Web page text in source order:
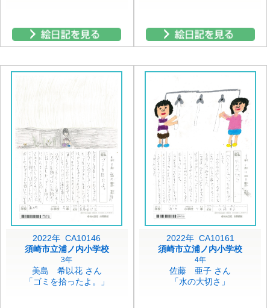
2022年 CA10146
須崎市立浦ノ内小学校
3年
美島 希以花 さん
「ゴミを拾ったよ。」
2022年 CA10161
須崎市立浦ノ内小学校
4年
佐藤 亜子 さん
「水の大切さ」